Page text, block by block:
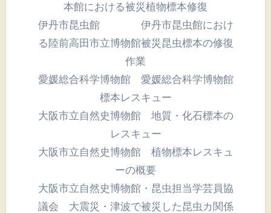
本館における被災植物標本修復
伊丹市昆虫館 伊丹市昆虫館におけ
る陸前高田市立博物館被災昆虫標本の修復
作業
愛媛総合科学博物館 愛媛総合科学博物館
標本レスキュー
大阪市立自然史博物館 地質・化石標本の
レスキュー
大阪市立自然史博物館 植物標本レスキュ
ーの概要
大阪市立自然史博物館・昆虫担当学芸員協
議会 大震災・津波で被災した昆虫カ関係